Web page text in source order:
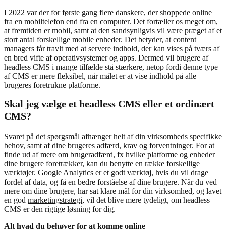
I 2022 var der for første gang flere danskere, der shoppede online
fra en mobiltelefon end fra en computer. Det fortæller os meget om,
at fremtiden er mobil, samt at den sandsynligvis vil være præget af et
stort antal forskellige mobile enheder. Det betyder, at content
managers får travlt med at servere indhold, der kan vises på tværs af
en bred vifte af operativsystemer og apps. Dermed vil brugere af
headless CMS i mange tilfælde stå stærkere, netop fordi denne type
af CMS er mere fleksibel, når målet er at vise indhold på alle
brugeres foretrukne platforme.
Skal jeg vælge et headless CMS eller et ordinært
CMS?
Svaret på det spørgsmål afhænger helt af din virksomheds specifikke
behov, samt af dine brugeres adfærd, krav og forventninger. For at
finde ud af mere om brugeradfærd, fx hvilke platforme og enheder
dine brugere foretrækker, kan du benytte en række forskellige
værktøjer. Google Analytics er et godt værktøj, hvis du vil drage
fordel af data, og få en bedre forståelse af dine brugere. Når du ved
mere om dine brugere, har sat klare mål for din virksomhed, og lavet
en god marketingstrategi, vil det blive mere tydeligt, om headless
CMS er den rigtige løsning for dig.
Alt hvad du behøver for at komme online